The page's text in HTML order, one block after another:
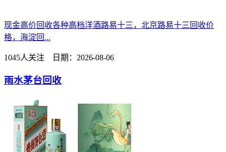
现金高价回收各种高档洋酒路易十三，北京路易十三回收价
格，海淀回...
1045人关注 日期：2026-08-06
雨水茅台回收